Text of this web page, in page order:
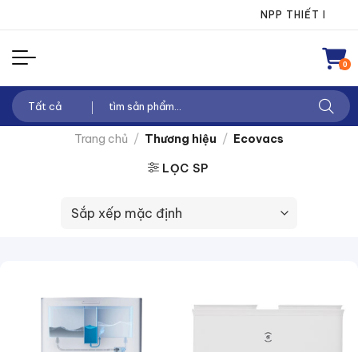
nội
dung
NPP THIẾT BỊ ĐIỆN
0
Tìm
kiếm:
Trang chủ / Thương hiệu / Ecovacs
LỌC SP